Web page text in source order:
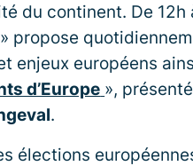
du continent. De 12h
» propose
enjeux européens
d’Europe »,
.
élections